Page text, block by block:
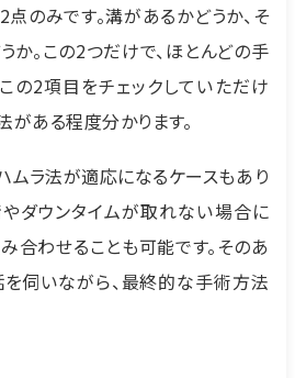
のみです。溝があるかどうか、そ
か。この2つだけで、ほとんどの手
の2項目をチェックしていただけ
がある程度分かります。
ムラ法が適応になるケースもあり
ダウンタイムが取れない場合に
合わせることも可能です。そのあ
伺いながら、最終的な手術方法